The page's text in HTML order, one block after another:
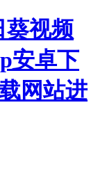
葵视频
安卓下
网站进